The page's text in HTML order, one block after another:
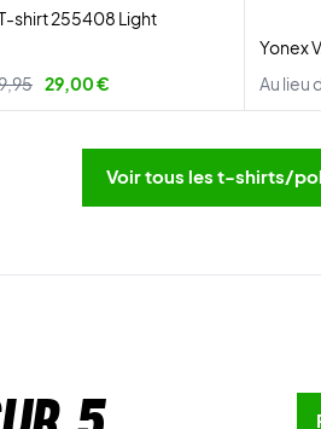
shirt 255408 Light
29,00 €
Yonex
Au lieu
Voir tous les t-shirts/